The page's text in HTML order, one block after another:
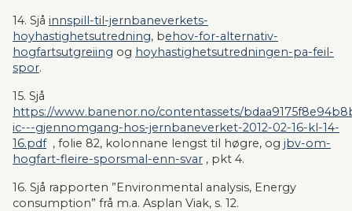
14. Sjå innspill-til-jernbaneverkets-
hoyhastighetsutredning, behov-for-alternativ-
hogfartsutgreiing og hoyhastighetsutredningen-pa-feil-
spor.
https://www.banenor.no/contentassets/
ic---gjennomgang-hos-jernbaneverket-2012-02-16-kl-14-
16.pdf , folie 82, kolonnane lengst til høgre, og jbv-om-
hogfart-fleire-sporsmal-enn-svar , pkt 4.
16. Sjå rapporten ”Environmental analysis, Energy
consumption” frå m.a. Asplan Viak, s. 12.